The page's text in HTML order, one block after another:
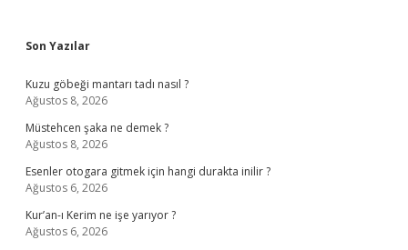
Sidebar
Son Yazılar
Kuzu göbeği mantarı tadı nasıl ?
Ağustos 8, 2026
Müstehcen şaka ne demek ?
Ağustos 8, 2026
Esenler otogara gitmek için hangi durakta inilir ?
Ağustos 6, 2026
Kur’an-ı Kerim ne işe yarıyor ?
Ağustos 6, 2026